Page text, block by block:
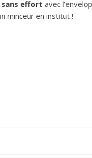
sans effort avec
minceur en institut !